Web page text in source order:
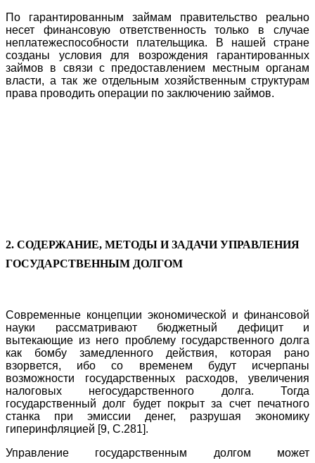
По гарантированным займам правительство реально
несет финансовую ответственность только в случае
неплатежеспособности плательщика. В нашей стране
созданы условия для возрождения гарантированных
займов в связи с предоставлением местным органам
власти, а так же отдельным хозяйственным структурам
права проводить операции по заключению займов.
2. СОДЕРЖАНИЕ, МЕТОДЫ И ЗАДАЧИ УПРАВЛЕНИЯ
ГОСУДАРСТВЕННЫМ ДОЛГОМ
Современные концепции экономической и финансовой
науки рассматривают бюджетный дефицит и
вытекающие из него проблему государственного долга
как бомбу замедленного действия, которая рано
взорвется, ибо со временем будут исчерпаны
возможности государственных расходов, увеличения
налоговых негосударственного долга. Тогда
государственный долг будет покрыт за счет печатного
станка при эмиссии денег, разрушая экономику
гиперинфляцией [9, C.281].
Управление государственным долгом может